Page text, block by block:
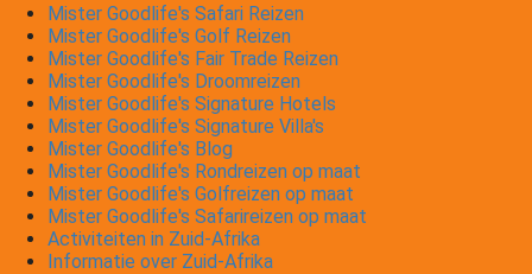
Mister Goodlife's Safari Reizen
Mister Goodlife's Golf Reizen
Mister Goodlife's Fair Trade Reizen
Mister Goodlife's Droomreizen
Mister Goodlife's Signature Hotels
Mister Goodlife's Signature Villa's
Mister Goodlife's Blog
Mister Goodlife's Rondreizen op maat
Mister Goodlife's Golfreizen op maat
Mister Goodlife's Safarireizen op maat
Activiteiten in Zuid-Afrika
Informatie over Zuid-Afrika